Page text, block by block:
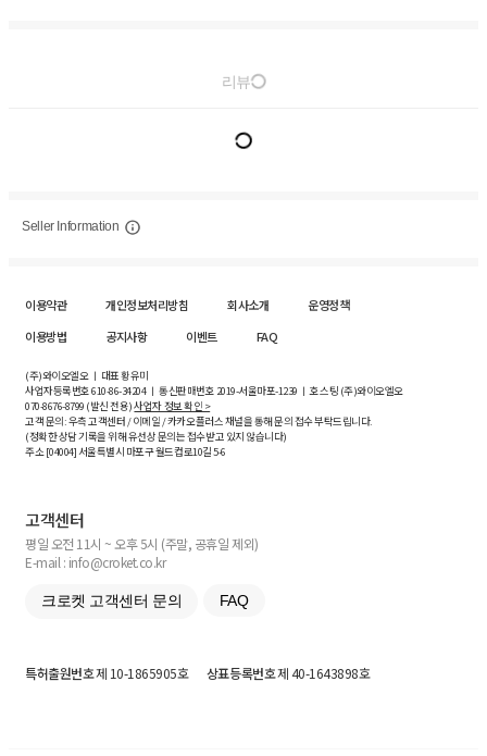
리뷰
Seller Information
이용약관 개인정보처리방침 회사소개
운영정책
이용방법
공지사항 이벤트 FAQ
(주)와이오엘오 ㅣ 대표 황유미
사업자등록번호610-86-34204ㅣ 통신판매번호 2019-서울마포-1239 ㅣ 호스팅 (주)와이오엘오
070-8676-8799 (발신 전용)사업자 정보 확인 >
고객 문의: 우측 고객센터 / 이메일 / 카카오플러스 채널을 통해 문의 접수 부탁드립니다.
(정확한 상담 기록을 위해 유선상 문의는 접수받고 있지 않습니다)
주소 [04004] 서울특별시 마포구 월드컵로10길5-6
고객센터
평일 오전 11시 ~ 오후 5시 (주말, 공휴일 제외)
E-mail : info@croket.co.kr
크로켓 고객센터 문의 FAQ
특허출원번호제 10-1865905호 상표등록번호제 40-1643898호